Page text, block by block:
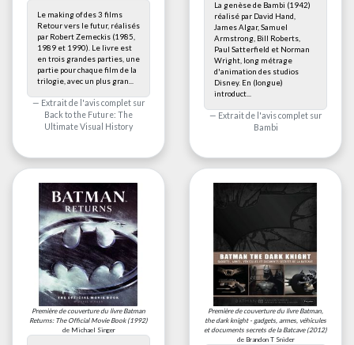
Le making of des 3 films
Retour vers le futur, réalisés
par Robert Zemeckis (1985,
1989 et 1990). Le livre est
en trois grandes parties, une
partie pour chaque film de la
trilogie, avec un plus gran...
Extrait de l'avis complet sur
Back to the Future: The
Ultimate Visual History
La genèse de Bambi (1942)
réalisé par David Hand,
James Algar, Samuel
Armstrong, Bill Roberts,
Paul Satterfield et Norman
Wright, long métrage
d'animation des studios
Disney. En (longue)
introduct...
Extrait de l'avis complet sur
Bambi
Première de couverture du livreBatman
Returns: The Official Movie Book(1992)
de Michael Singer
Première de couverture du livreBatman,
the dark knight - gadgets, armes, véhicules
et documents secrets de la Batcave(2012)
de Brandon T Snider